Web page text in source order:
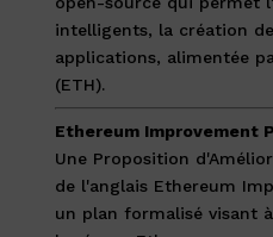
intelligents, la création
applications, alimentée
(ETH).
Ethereum Improvement
Une Proposition
de l'anglais Ethereum
un plan formalisé visant